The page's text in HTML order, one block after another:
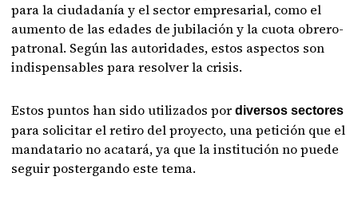
para la ciudadanía y el sector empresarial, como el
aumento de las edades de jubilación y la cuota obrero-
patronal. Según las autoridades, estos aspectos son
indispensables para resolver la crisis.
Estos puntos han sido utilizados pordiversos sectores
para solicitar el retiro del proyecto, una petición que el
mandatario no acatará, ya que la institución no puede
seguir postergando este tema.